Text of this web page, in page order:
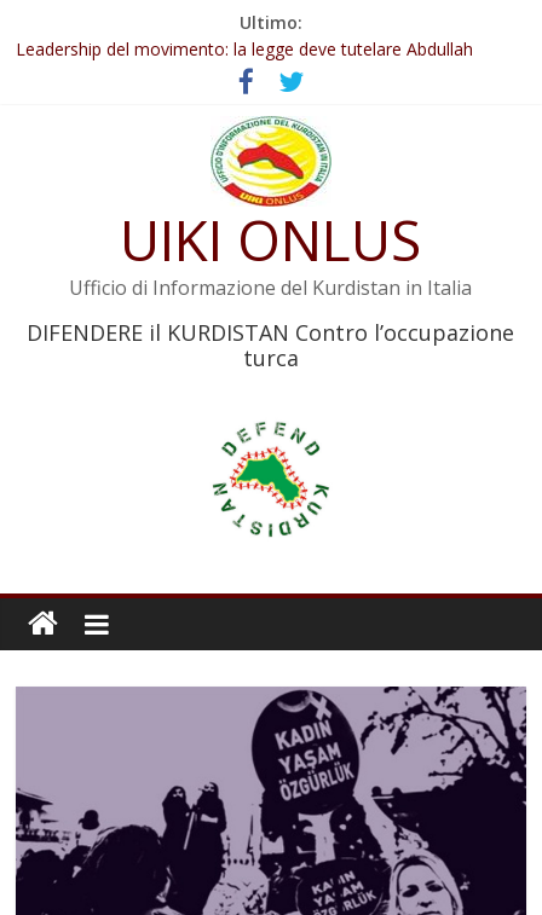
Ultimo:
Abdullah Öcalan: Le legge negativa deve essere trasformata in
legge positiva
Leadership del movimento: la legge deve tutelare Abdullah
Commissione donne del KNK: Şengal è di nuovo sotto minaccia
Non tenere conto della situazione di Rêber Apo ostacolerebbe
Il KNK chiede un’azione internazionale contro i crimini di guerra
UIKI ONLUS
Ufficio di Informazione del Kurdistan in Italia
DIFENDERE il KURDISTAN Contro l’occupazione
turca